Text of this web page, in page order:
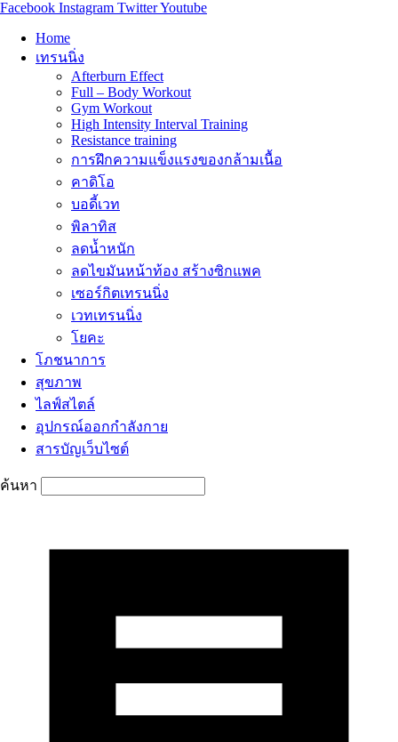
Facebook Instagram TwitterYoutube
Home
เทรนนิ่ง
Afterburn Effect
Full – Body Workout
Gym Workout
High Intensity Interval Training
Resistance training
การฝึกความแข็งแรงของกล้ามเนื้อ
คาดิโอ
บอดี้เวท
พิลาทิส
ลดน้ำหนัก
ลดไขมันหน้าท้อง สร้างซิกแพค
เซอร์กิตเทรนนิ่ง
เวทเทรนนิ่ง
โยคะ
โภชนาการ
สุขภาพ
ไลฟ์สไตล์
อุปกรณ์ออกกำลังกาย
สารบัญเว็บไซต์
ค้นหา